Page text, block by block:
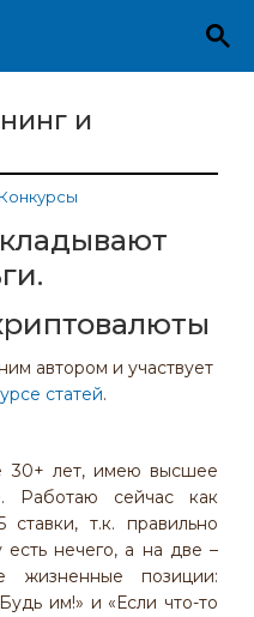
и
Конкурсы
автором и участвует
статей.
30+ лет, имею высшее
Работаю сейчас как
т.к. правильно
есть нечего, а на две –
позиции:
им!» и «Если что-то